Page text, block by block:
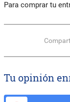
Para comprar tu
Tu opinión